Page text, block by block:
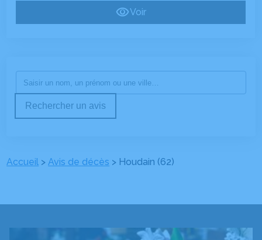
Voir
Rechercher un avis
Accueil >Avis de décès > Houdain (62)